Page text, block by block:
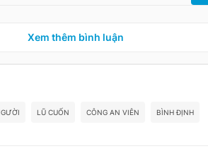
Xem thêm bình luận
LŨ CUỐN CÔNG AN VIÊN BÌNH ĐỊNH